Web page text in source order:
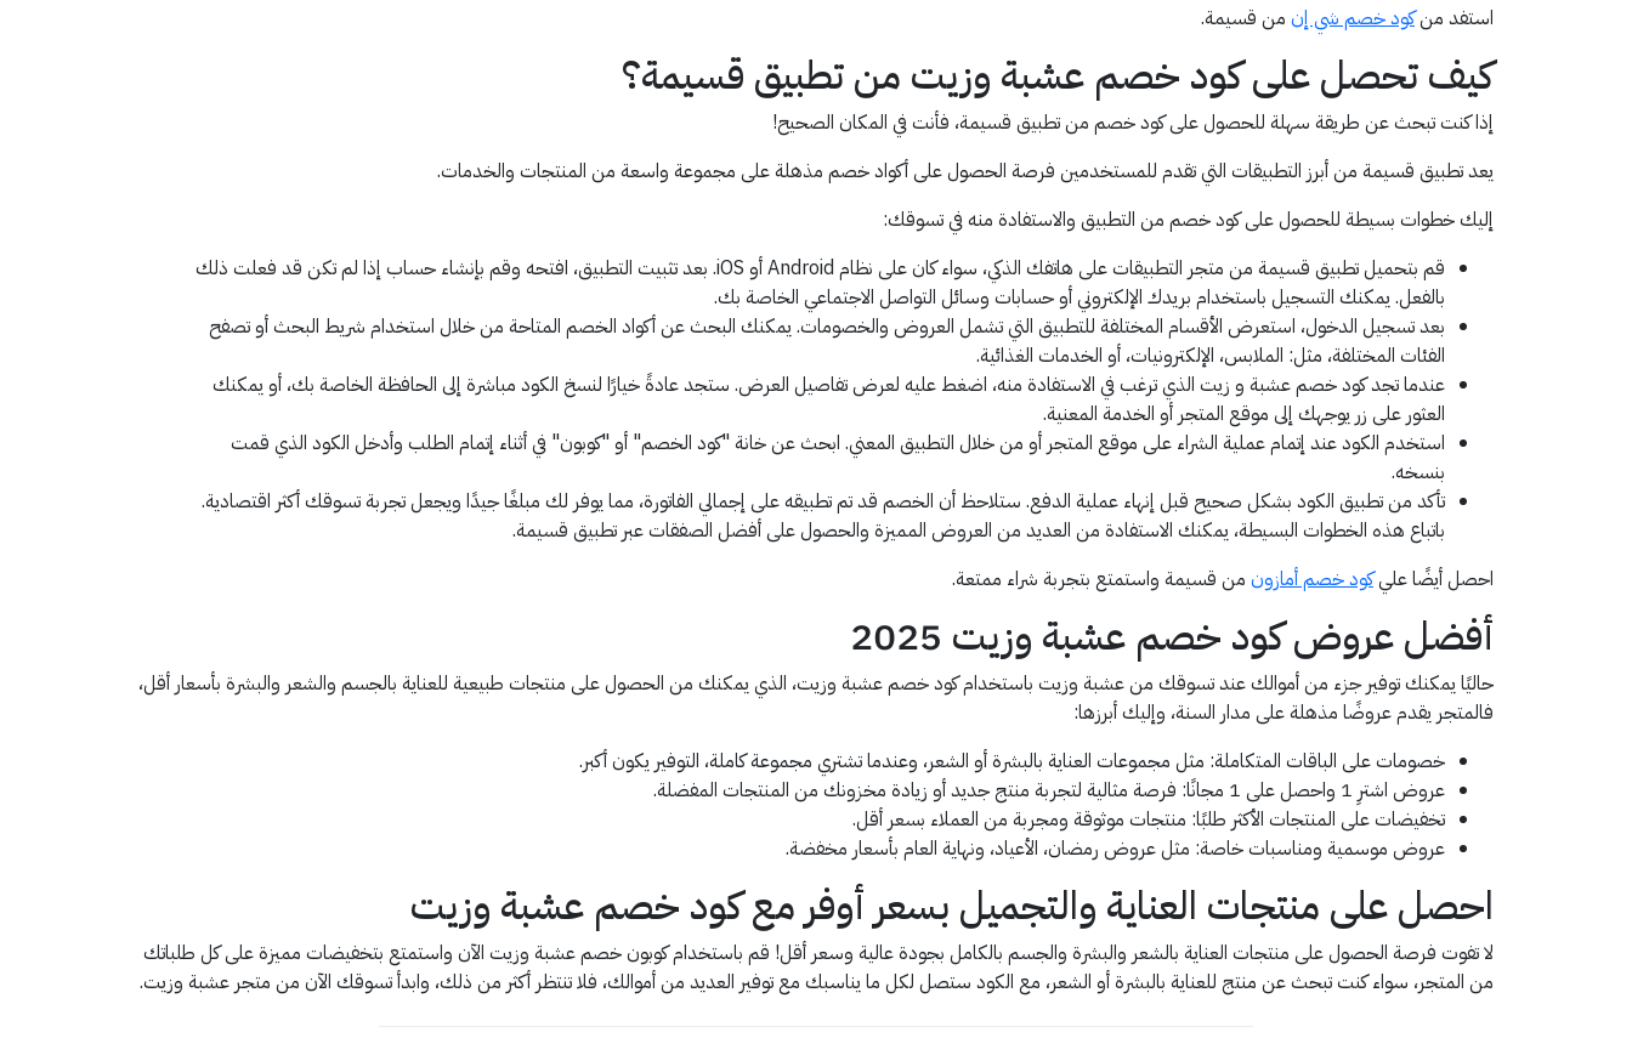
استفد منكود خصم شي إن من قسيمة.
كيف تحصل على كود خصم عشبة وزيت من تطبيق قسيمة؟
إذا كنت تبحث عن طريقة سهلة للحصول على كود خصم من تطبيق قسيمة، فأنت في المكان الصحيح!
يعد تطبيق قسيمة من أبرز التطبيقات التي تقدم للمستخدمين فرصة الحصول على أكواد خصم مذهلة على مجموعة واسعة من المنتجات والخدمات.
إليك خطوات بسيطة للحصول على كود خصم من التطبيق والاستفادة منه في تسوقك:
قم بتحميل تطبيق قسيمة من متجر التطبيقات على هاتفك الذكي، سواء كان على نظام Android أو iOS. بعد تثبيت التطبيق، افتحه وقم بإنشاء حساب إذا لم تكن قد فعلت ذلك
بالفعل. يمكنك التسجيل باستخدام بريدك الإلكتروني أو حسابات وسائل التواصل الاجتماعي الخاصة بك.
بعد تسجيل الدخول، استعرض الأقسام المختلفة للتطبيق التي تشمل العروض والخصومات. يمكنك البحث عن أكواد الخصم المتاحة من خلال استخدام شريط البحث أو تصفح
الفئات المختلفة، مثل: الملابس، الإلكترونيات، أو الخدمات الغذائية.
عندما تجد كود خصم عشبة و زيت الذي ترغب في الاستفادة منه، اضغط عليه لعرض تفاصيل العرض. ستجد عادةً خيارًا لنسخ الكود مباشرة إلى الحافظة الخاصة بك، أو يمكنك
العثور على زر يوجهك إلى موقع المتجر أو الخدمة المعنية.
استخدم الكود عند إتمام عملية الشراء على موقع المتجر أو من خلال التطبيق المعني. ابحث عن خانة "كود الخصم" أو "كوبون" في أثناء إتمام الطلب وأدخل الكود الذي قمت
بنسخه.
تأكد من تطبيق الكود بشكل صحيح قبل إنهاء عملية الدفع. ستلاحظ أن الخصم قد تم تطبيقه على إجمالي الفاتورة، مما يوفر لك مبلغًا جيدًا ويجعل تجربة تسوقك أكثر اقتصادية.
باتباع هذه الخطوات البسيطة، يمكنك الاستفادة من العديد من العروض المميزة والحصول على أفضل الصفقات عبر تطبيق قسيمة.
احصل أيضًا عليكود خصم أمازون من قسيمة واستمتع بتجربة شراء ممتعة.
أفضل عروض كود خصم عشبة وزيت 2025
حاليًا يمكنك توفير جزء من أموالك عند تسوقك من عشبة وزيت باستخدام كود خصم عشبة وزيت، الذي يمكنك من الحصول على منتجات طبيعية للعناية بالجسم والشعر والبشرة بأسعار أقل،
فالمتجر يقدم عروضًا مذهلة على مدار السنة، وإليك أبرزها:
خصومات على الباقات المتكاملة: مثل مجموعات العناية بالبشرة أو الشعر، وعندما تشتري مجموعة كاملة، التوفير يكون أكبر.
عروض اشترِ 1 واحصل على 1 مجانًا: فرصة مثالية لتجربة منتج جديد أو زيادة مخزونك من المنتجات المفضلة.
تخفيضات على المنتجات الأكثر طلبًا: منتجات موثوقة ومجربة من العملاء بسعر أقل.
عروض موسمية ومناسبات خاصة: مثل عروض رمضان، الأعياد، ونهاية العام بأسعار مخفضة.
احصل على منتجات العناية والتجميل بسعر أوفر مع كود خصم عشبة وزيت
لا تفوت فرصة الحصول على منتجات العناية بالشعر والبشرة والجسم بالكامل بجودة عالية وسعر أقل! قم باستخدام كوبون خصم عشبة وزيت الآن واستمتع بتخفيضات مميزة على كل طلباتك
من المتجر، سواء كنت تبحث عن منتج للعناية بالبشرة أو الشعر، مع الكود ستصل لكل ما يناسبك مع توفير العديد من أموالك، فلا تنتظر أكثر من ذلك، وابدأ تسوقك الآن من متجر عشبة وزيت.